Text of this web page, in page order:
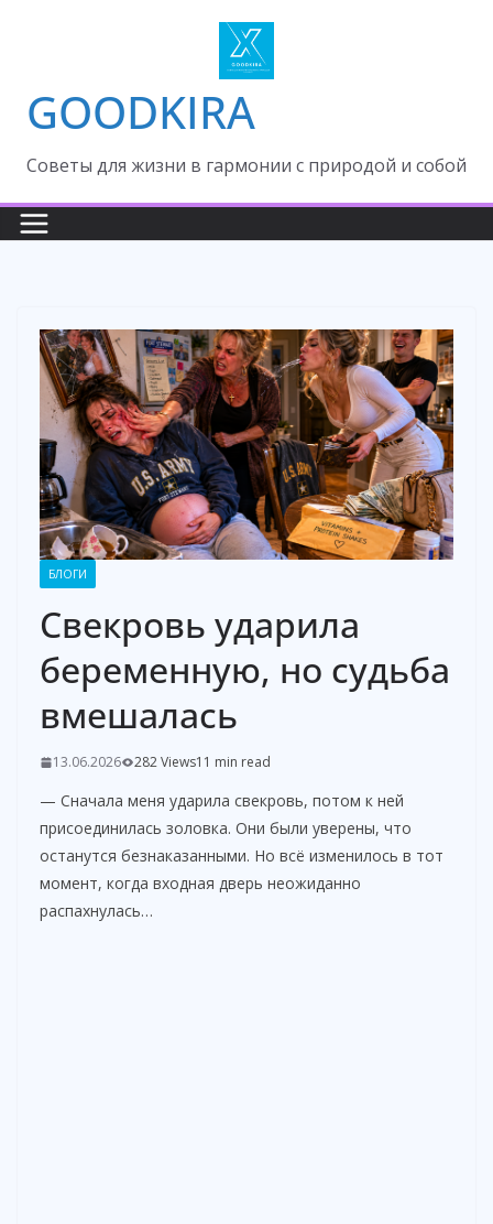
GOODKIRA
Cоветы для жизни в гармонии с природой и собой
БЛОГИ
Свекровь ударила
беременную, но судьба
вмешалась
13.06.2026 282 Views11 min read
— Сначала меня ударила свекровь, потом к ней
присоединилась золовка. Они были уверены, что
останутся безнаказанными. Но всё изменилось в тот
момент, когда входная дверь неожиданно
распахнулась…